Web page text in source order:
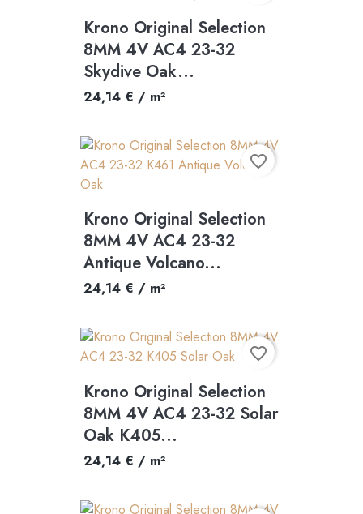
Krono Original Selection
8MM 4V AC4 23-32
Skydive Oak...
24,14 € / m²
Krono Original Selection
8MM 4V AC4 23-32
Antique Volcano...
24,14 € / m²
favorite_border
Krono Original Selection
8MM 4V AC4 23-32 Solar
Oak K405...
24,14 € / m²
favorite_border